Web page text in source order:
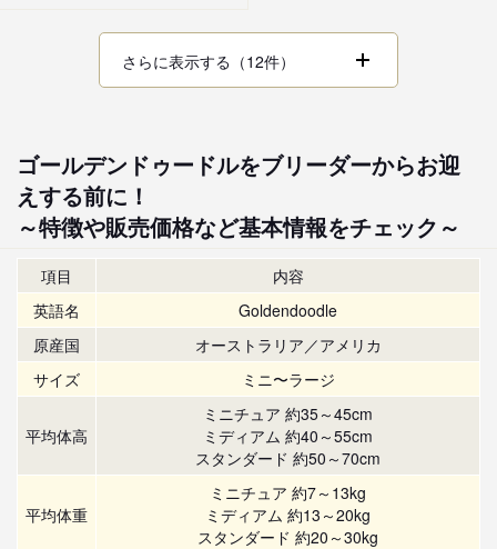
さらに表示する（12件）
ゴールデンドゥードルをブリーダーからお迎
えする前に！
～特徴や販売価格など基本情報をチェック～
項目
内容
英語名
Goldendoodle
原産国
オーストラリア／アメリカ
サイズ
ミニ〜ラージ
平均体高
ミニチュア 約35～45cm
ミディアム 約40～55cm
スタンダード 約50～70cm
平均体重
ミニチュア 約7～13kg
ミディアム 約13～20kg
スタンダード 約20～30kg